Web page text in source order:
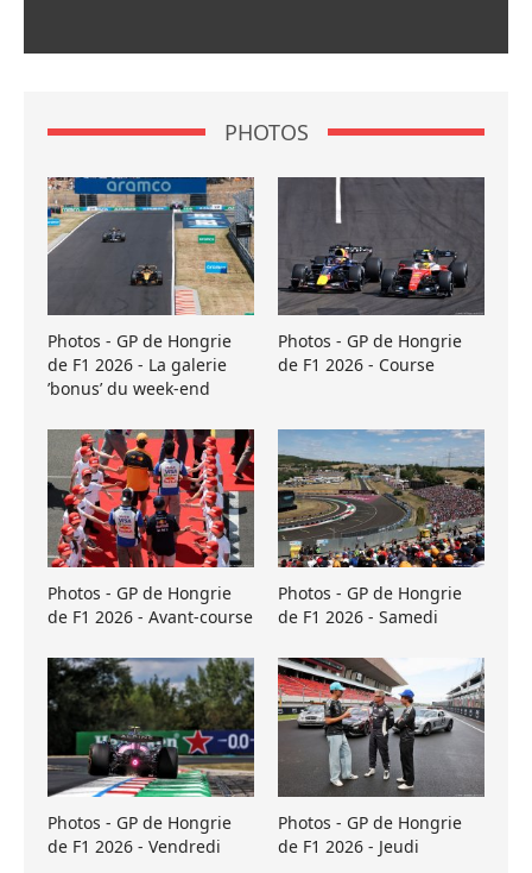
PHOTOS
Photos - GP de Hongrie
de F1 2026 - La galerie
’bonus’ du week-end
Photos - GP de Hongrie
de F1 2026 - Course
Photos - GP de Hongrie
de F1 2026 - Avant-course
Photos - GP de Hongrie
de F1 2026 - Samedi
Photos - GP de Hongrie
de F1 2026 - Vendredi
Photos - GP de Hongrie
de F1 2026 - Jeudi